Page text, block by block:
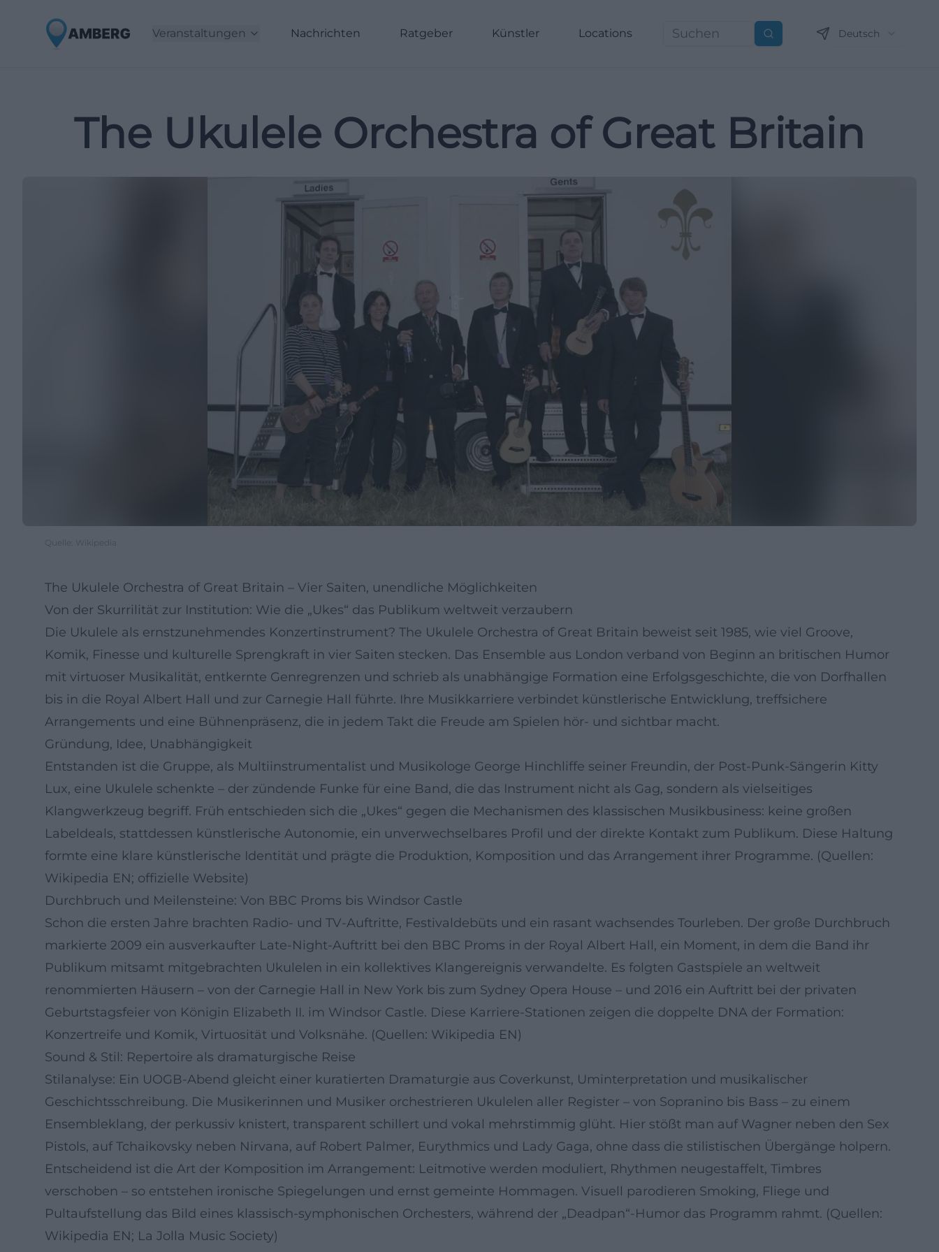
Veranstaltungen Nachrichten Ratgeber Künstler Locations Suchen Deutsch
The Ukulele Orchestra of Great Britain
Quelle: Wikipedia
The Ukulele Orchestra of Great Britain – Vier Saiten, unendliche Möglichkeiten
Von der Skurrilität zur Institution: Wie die „Ukes“ das Publikum weltweit verzaubern
Die Ukulele als ernstzunehmendes Konzertinstrument? The Ukulele Orchestra of Great Britain beweist seit 1985, wie viel Groove,
Komik, Finesse und kulturelle Sprengkraft in vier Saiten stecken. Das Ensemble aus London verband von Beginn an britischen Humor
mit virtuoser Musikalität, entkernte Genregrenzen und schrieb als unabhängige Formation eine Erfolgsgeschichte, die von Dorfhallen
bis in die Royal Albert Hall und zur Carnegie Hall führte. Ihre Musikkarriere verbindet künstlerische Entwicklung, treffsichere
Arrangements und eine Bühnenpräsenz, die in jedem Takt die Freude am Spielen hör- und sichtbar macht.
Gründung, Idee, Unabhängigkeit
Entstanden ist die Gruppe, als Multiinstrumentalist und Musikologe George Hinchliffe seiner Freundin, der Post-Punk-Sängerin Kitty
Lux, eine Ukulele schenkte – der zündende Funke für eine Band, die das Instrument nicht als Gag, sondern als vielseitiges
Klangwerkzeug begriff. Früh entschieden sich die „Ukes“ gegen die Mechanismen des klassischen Musikbusiness: keine großen
Labeldeals, stattdessen künstlerische Autonomie, ein unverwechselbares Profil und der direkte Kontakt zum Publikum. Diese Haltung
formte eine klare künstlerische Identität und prägte die Produktion, Komposition und das Arrangement ihrer Programme. (Quellen:
Wikipedia EN; offizielle Website)
Durchbruch und Meilensteine: Von BBC Proms bis Windsor Castle
Schon die ersten Jahre brachten Radio- und TV-Auftritte, Festivaldebüts und ein rasant wachsendes Tourleben. Der große Durchbruch
markierte 2009 ein ausverkaufter Late-Night-Auftritt bei den BBC Proms in der Royal Albert Hall, ein Moment, in dem die Band ihr
Publikum mitsamt mitgebrachten Ukulelen in ein kollektives Klangereignis verwandelte. Es folgten Gastspiele an weltweit
renommierten Häusern – von der Carnegie Hall in New York bis zum Sydney Opera House – und 2016 ein Auftritt bei der privaten
Geburtstagsfeier von Königin Elizabeth II. im Windsor Castle. Diese Karriere-Stationen zeigen die doppelte DNA der Formation:
Konzertreife und Komik, Virtuosität und Volksnähe. (Quellen: Wikipedia EN)
Sound & Stil: Repertoire als dramaturgische Reise
Stilanalyse: Ein UOGB-Abend gleicht einer kuratierten Dramaturgie aus Coverkunst, Uminterpretation und musikalischer
Geschichtsschreibung. Die Musikerinnen und Musiker orchestrieren Ukulelen aller Register – von Sopranino bis Bass – zu einem
Ensembleklang, der perkussiv knistert, transparent schillert und vokal mehrstimmig glüht. Hier stößt man auf Wagner neben den Sex
Pistols, auf Tchaikovsky neben Nirvana, auf Robert Palmer, Eurythmics und Lady Gaga, ohne dass die stilistischen Übergänge holpern.
Entscheidend ist die Art der Komposition im Arrangement: Leitmotive werden moduliert, Rhythmen neugestaffelt, Timbres
verschoben – so entstehen ironische Spiegelungen und ernst gemeinte Hommagen. Visuell parodieren Smoking, Fliege und
Pultaufstellung das Bild eines klassisch-symphonischen Orchesters, während der „Deadpan“-Humor das Programm rahmt. (Quellen:
Wikipedia EN; La Jolla Music Society)